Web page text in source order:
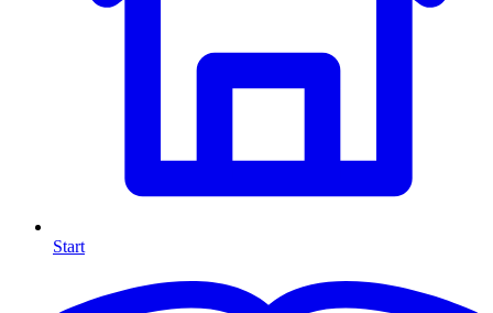
Start